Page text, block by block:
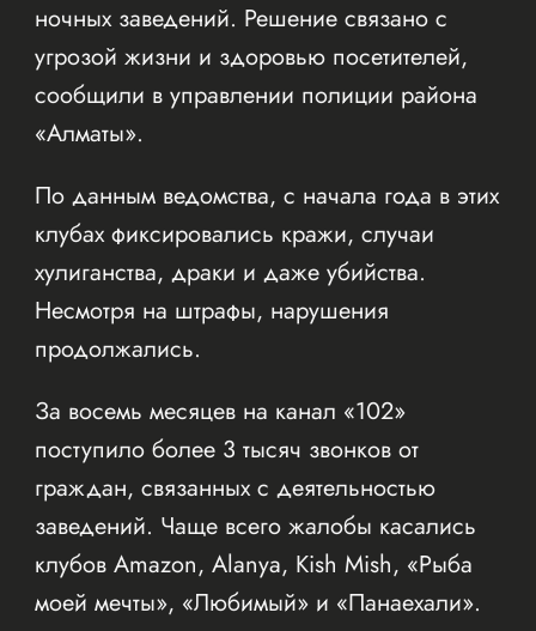
ночных заведений. Решение связано с
угрозой жизни и здоровью посетителей,
сообщили в управлении полиции района
«Алматы».
По данным ведомства, с начала года в этих
клубах фиксировались кражи, случаи
хулиганства, драки и даже убийства.
Несмотря на штрафы, нарушения
продолжались.
За восемь месяцев на канал «102»
поступило более 3 тысяч звонков от
граждан, связанных с деятельностью
заведений. Чаще всего жалобы касались
клубов Amazon, Alanya, Kish Mish, «Рыба
моей мечты», «Любимый» и «Панаехали».